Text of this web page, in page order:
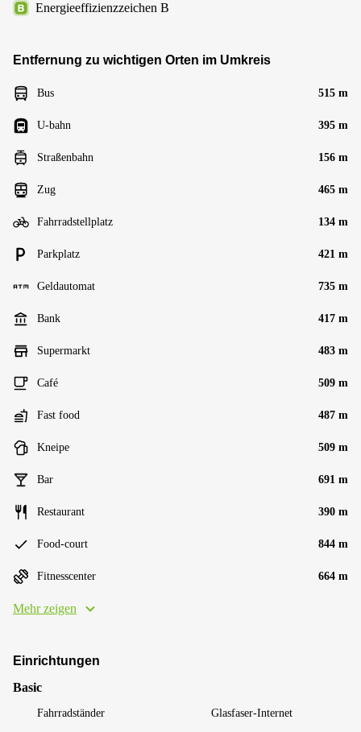
Energieeffizienzzeichen B
Entfernung zu wichtigen Orten im Umkreis
Bus 515 m
U-bahn 395 m
Straßenbahn 156 m
Zug 465 m
Fahrradstellplatz 134 m
Parkplatz 421 m
Geldautomat 735 m
Bank 417 m
Supermarkt 483 m
Café 509 m
Fast food 487 m
Kneipe 509 m
Bar 691 m
Restaurant 390 m
Food-court 844 m
Fitnesscenter 664 m
Mehr zeigen
Einrichtungen
Basic
Fahrradständer Glasfaser-Internet